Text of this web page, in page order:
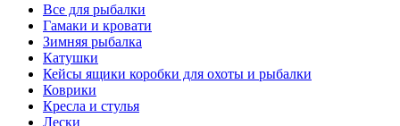
Все для рыбалки
Гамаки и кровати
Зимняя рыбалка
Катушки
Кейсы ящики коробки для охоты и рыбалки
Коврики
Кресла и стулья
Лески